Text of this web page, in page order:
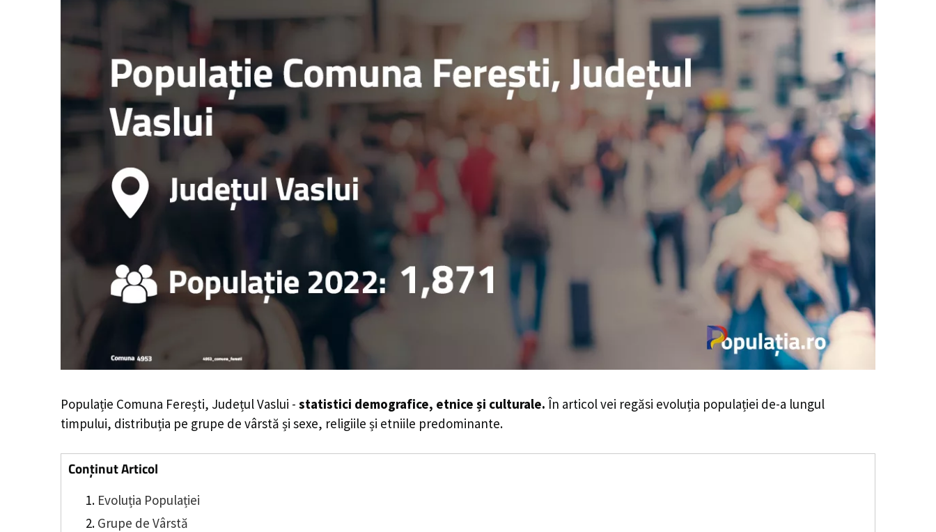
Populație Comuna Ferești, Județul Vaslui - statistici demografice, etnice și culturale. În articol vei regăsi evoluția populației de-a lungul
timpului, distribuția pe grupe de vârstă și sexe, religiile și etniile predominante.
Conținut Articol
Evoluția Populației
Grupe de Vârstă